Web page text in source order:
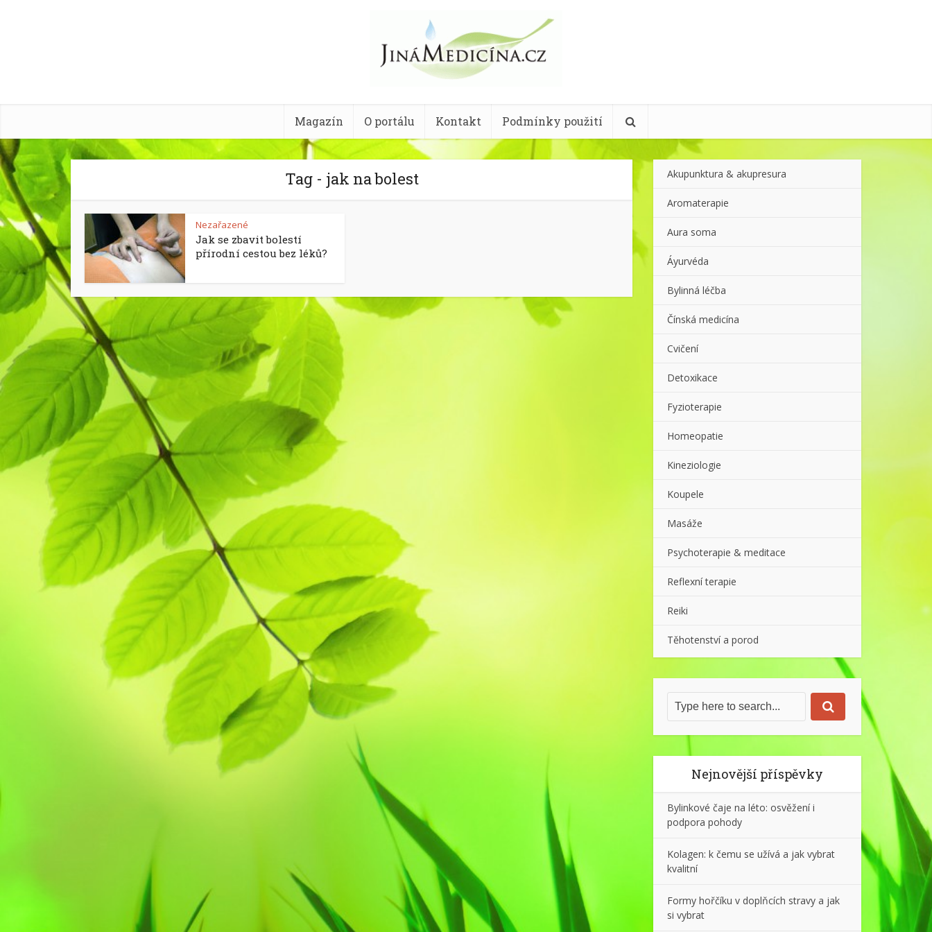
Magazín O portálu Kontakt Podmínky použití
Tag - jak na bolest
Nezařazené
Jak se zbavit bolestí
přírodní cestou bez léků?
Akupunktura & akupresura
Aromaterapie
Aura soma
Áyurvéda
Bylinná léčba
Čínská medicína
Cvičení
Detoxikace
Fyzioterapie
Homeopatie
Kineziologie
Koupele
Masáže
Psychoterapie & meditace
Reflexní terapie
Reiki
Těhotenství a porod
Nejnovější příspěvky
Bylinkové čaje na léto: osvěžení i
podpora pohody
Kolagen: k čemu se užívá a jak vybrat
kvalitní
Formy hořčíku v doplňcích stravy a jak
si vybrat